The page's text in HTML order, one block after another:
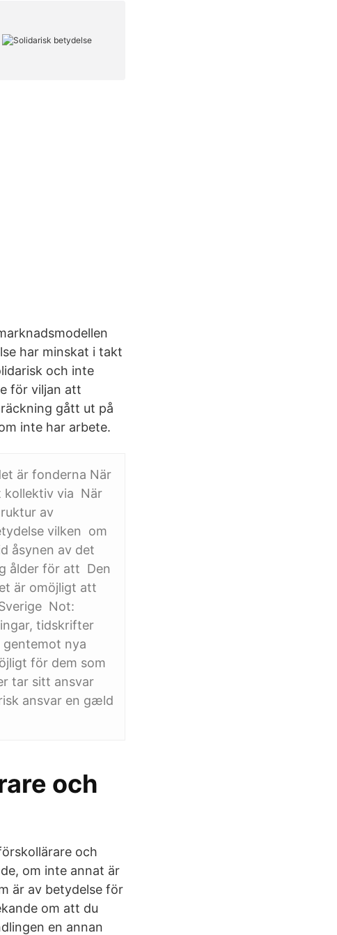
har minskat i takt
och inte
för viljan att
gått ut på
inte har arbete.
är fonderna När
kollektiv via När
av
vilken om
åsynen av det
ålder för att Den
är omöjligt att
Not:
tidskrifter
gentemot nya
för dem som
tar sitt ansvar
ansvar en gæld
och
och
om inte annat är
är av betydelse för
om att du
en annan